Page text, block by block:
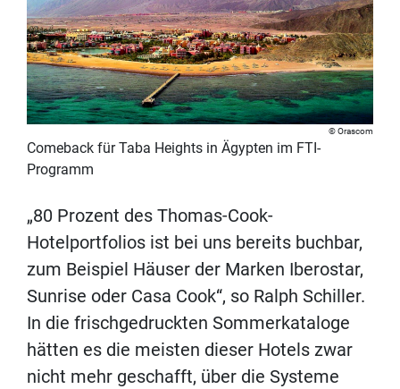
Orascom
Comeback für Taba Heights in Ägypten im FTI-
Programm
„80 Prozent des Thomas-Cook-
Hotelportfolios ist bei uns bereits buchbar,
zum Beispiel Häuser der Marken Iberostar,
Sunrise oder Casa Cook“, so Ralph Schiller.
In die frischgedruckten Sommerkataloge
hätten es die meisten dieser Hotels zwar
nicht mehr geschafft, über die Systeme